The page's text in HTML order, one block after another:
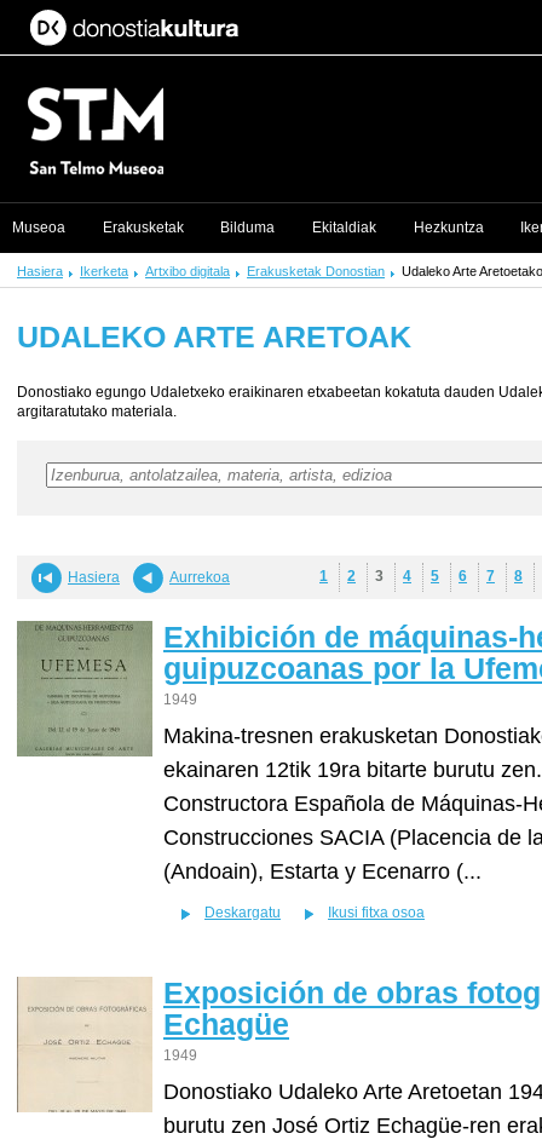
Hasiera Ikerketa Artxibo digitala Erakusketak Donostian Udaleko Arte
UDALEKO ARTE ARETOAK
Donostiako egungo Udaletxeko eraikinaren etxabeetan kokatuta dauden
argitaratutako materiala.
Hasiera Aurrekoa 1 2 3 4 5 6 7 8
Exhibición de máquinas-
guipuzcoanas por la
1949
Makina-tresnen erakusketan
ekainaren 12tik 19ra bitarte burutu
Constructora Española de Máquinas-
Construcciones SACIA (Placencia de
(Andoain), Estarta y Ecenarro (...
Deskargatu Ikusi fitxa osoa
Exposición de obras
Echagüe
1949
Donostiako Udaleko Arte Aretoetan
burutu zen José Ortiz Echagüe-ren
Museoa Erakusketak Bilduma Ekitaldiak Hezkuntza